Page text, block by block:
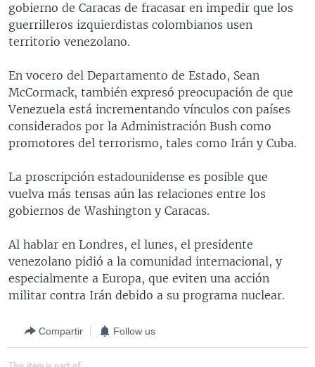
PERÚ
ECUADOR
BRASIL
GUATEMALA
HONDURAS
LIBERTAD DE PRENSA
MUNDO
ENTRETENIMIENTO Y CULTURA
TECNOLOGÍA
DEPORTES
LIBERTAD DE PRENSA
UCRANIA
VIDEOS
FOTOGRAFÍA
AUDIOS
PROGRAMAS TV
EL MUNDO AL DÍA
FORO INTERAMERICANO
LAS CLAVES
PANORAMA
RADIO
AVANCE INFORMATIVO
BUENOS DÍAS AMÉRICA
ESTADOS UNIDOS AL DÍA
EL MUNDO AL DÍA [RADIO]
FORO [RADIO]
DEPORTIVO INTERNACIONAL
DIRECT
SÍGANOS
gobierno de Caracas de fracasar en impedir que los
guerrilleros izquierdistas colombianos usen
territorio venezolano.
En vocero del Departamento de Estado, Sean
McCormack, también expresó preocupación de que
Venezuela está incrementando vínculos con países
considerados por la Administración Bush como
promotores del terrorismo, tales como Irán y Cuba.
La proscripción estadounidense es posible que
vuelva más tensas aún las relaciones entre los
gobiernos de Washington y Caracas.
Al hablar en Londres, el lunes, el presidente
venezolano pidió a la comunidad internacional, y
especialmente a Europa, que eviten una acción
militar contra Irán debido a su programa nuclear.
Compartir Follow us